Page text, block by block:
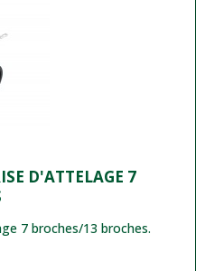
D'ATTELAGE 7
7 broches/13 broches.